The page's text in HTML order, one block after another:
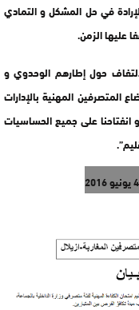
في حل المشكل و التمادي
عليها الزمن.
حول إطارهم الوحدوي و
المتصرفين المهنية بالإدارات
على جميع الحساسيات